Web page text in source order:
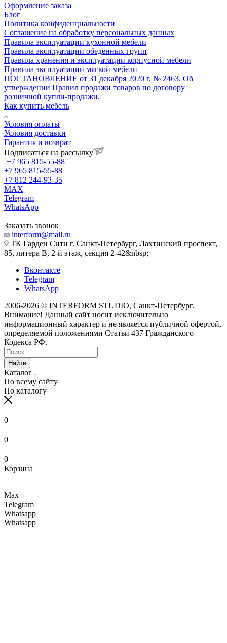
Оформление заказа
Блог
Политика конфиденциальности
Соглашение на обработку персональных данных
Правила эксплуатации кухонной мебели
Правила эксплуатации обеденных групп
Правила хранения и эксплуатации корпусной мебели
Правила эксплуатации мягкой мебели
ПОСТАНОВЛЕНИЕ от 31 декабря 2020 г. № 2463. Об
утверждении Правил продажи товаров по договору
розничной купли-продажи.
Как купить мебель
Условия оплаты
Условия доставки
Гарантия и возврат
Подписаться на рассылку
+7 965 815-55-88
+7 965 815-55-88
+7 812 244-93-35
MAX
Telegram
WhatsApp
Заказать звонок
interform@mail.ru
ТК Гарден Сити г. Санкт-Петербург, Лахтинский проспект,
85, литера В, 2-й этаж, секция 2-42&nbsp;
Вконтакте
Telegram
WhatsApp
2006-2026 © INTERFORM STUDIO, Санкт-Петербург.
Внимание! Данный сайт носит исключительно
информационный характер и не является публичной офертой,
определяемой положениями Статьи 437 Гражданского
Кодекса РФ.
Найти
Каталог
По всему сайту
По каталогу
0
0
0
Корзина
Max
Telegram
Whatsapp
Whatsapp